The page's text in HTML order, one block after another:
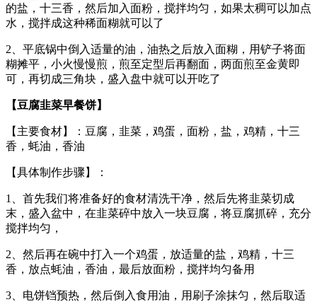
的盐，十三香，然后加入面粉，搅拌均匀，如果太稠可以加点
水，搅拌成这种稀面糊就可以了
2、平底锅中倒入适量的油，油热之后放入面糊，用铲子将面
糊摊平，小火慢慢煎，煎至定型后再翻面，两面煎至金黄即
可，再切成三角块，盛入盘中就可以开吃了
【豆腐韭菜早餐饼】
【主要食材】：豆腐，韭菜，鸡蛋，面粉，盐，鸡精，十三
香，蚝油，香油
【具体制作步骤】：
1、首先我们将准备好的食材清洗干净，然后先将韭菜切成
末，盛入盆中，在韭菜碎中放入一块豆腐，将豆腐抓碎，充分
搅拌均匀，
2、然后再在碗中打入一个鸡蛋，放适量的盐，鸡精，十三
香，放点蚝油，香油，最后放面粉，搅拌均匀备用
3、电饼铛预热，然后倒入食用油，用刷子涂抹匀，然后取适